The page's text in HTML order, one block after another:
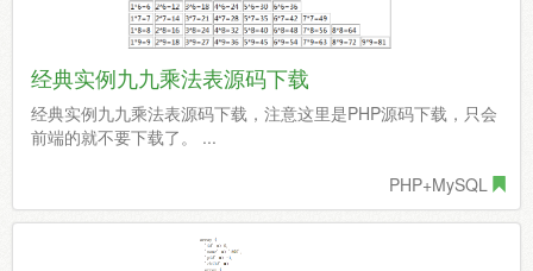
经典实例九九乘法表源码下载
经典实例九九乘法表源码下载，注意这里是PHP源码下载，只会
前端的就不要下载了。 ...
PHP+MySQL